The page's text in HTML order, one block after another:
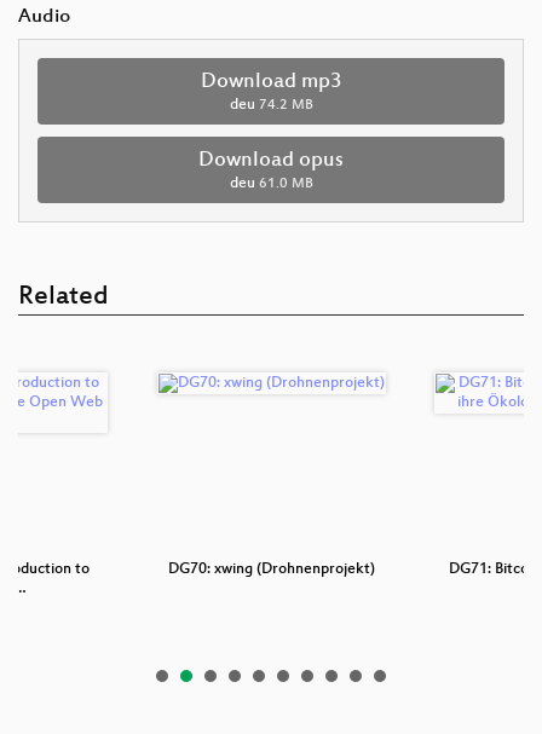
Audio
Download mp3
deu 74.2 MB
Download opus
deu 61.0 MB
Related
to
…
DG70: xwing (Drohnenprojekt)
DG71: